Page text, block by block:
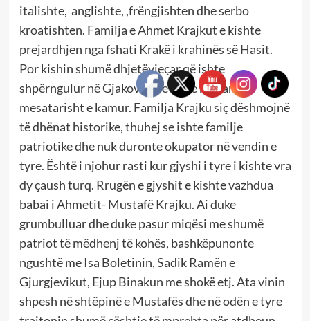
italishte, anglishte, ,frëngjishten dhe serbo
kroatishten. Familja e Ahmet Krajkut e kishte
prejardhjen nga fshati Krakë i krahinës së Hasit.
Por kishin shumë dhjetëvjeçar që ishte
shpërngulur në Gjakovë dhe ishte një familje
mesatarisht e kamur. Familja Krajku siç dëshmojnë
të dhënat historike, thuhej se ishte familje
patriotike dhe nuk duronte okupator në vendin e
tyre. Është i njohur rasti kur gjyshi i tyre i kishte vra
dy çaush turq. Rrugën e gjyshit e kishte vazhdua
babai i Ahmetit- Mustafë Krajku. Ai duke
grumbulluar dhe duke pasur miqësi me shumë
patriot të mëdhenj të kohës, bashkëpunonte
ngushtë me Isa Boletinin, Sadik Ramën e
Gjurgjevikut, Ejup Binakun me shokë etj. Ata vinin
shpesh në shtëpinë e Mustafës dhe në odën e tyre